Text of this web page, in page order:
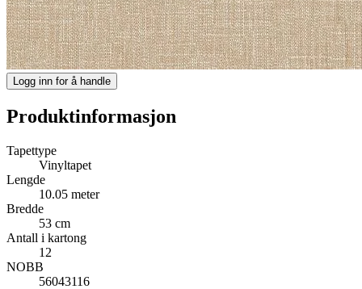
Logg inn for å handle
Produktinformasjon
Tapettype
Vinyltapet
Lengde
10.05 meter
Bredde
53 cm
Antall i kartong
12
NOBB
56043116